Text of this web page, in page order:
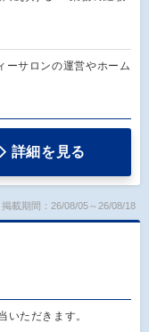
ーサロンの運営やホーム
詳細を見る
掲載期間：26/08/05～26/08/18
いただきます。